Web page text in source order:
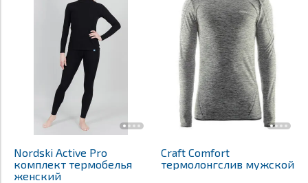
Nordski Active Pro
комплект термобелья
женский
Craft Comfort
термолонгслив мужской